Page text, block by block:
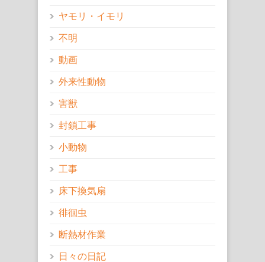
ヤモリ・イモリ
不明
動画
外来性動物
害獣
封鎖工事
小動物
工事
床下換気扇
徘徊虫
断熱材作業
日々の日記